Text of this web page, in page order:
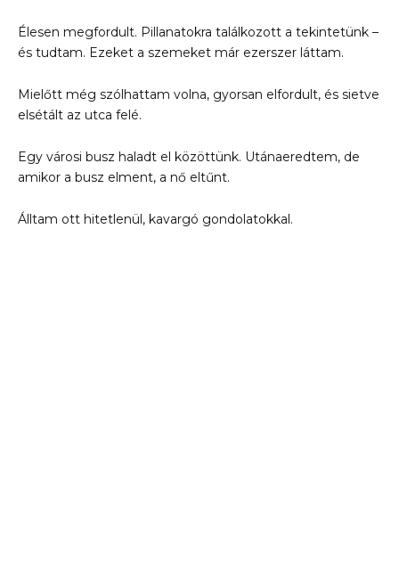
Élesen megfordult. Pillanatokra találkozott a tekintetünk –
és tudtam. Ezeket a szemeket már ezerszer láttam.
Mielőtt még szólhattam volna, gyorsan elfordult, és sietve
elsétált az utca felé.
Egy városi busz haladt el közöttünk. Utánaeredtem, de
amikor a busz elment, a nő eltűnt.
Álltam ott hitetlenül, kavargó gondolatokkal.